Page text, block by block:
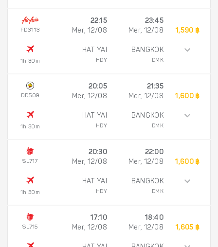
FD3113
1h 30m
22:15
Mer, 12/08
HAT YAI
HDY
23:45
Mer, 12/08
BANGKOK
DMK
1,590 ฿
DD509
1h 30m
20:05
Mer, 12/08
HAT YAI
HDY
21:35
Mer, 12/08
BANGKOK
DMK
1,600 ฿
SL717
1h 30m
20:30
Mer, 12/08
HAT YAI
HDY
22:00
Mer, 12/08
BANGKOK
DMK
1,600 ฿
SL715
17:10
Mer, 12/08
18:40
Mer, 12/08
1,605 ฿